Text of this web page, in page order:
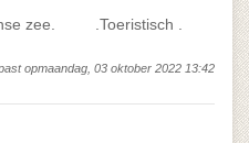
zee. .Toeristisch .
opmaandag, 03 oktober 2022 13:42